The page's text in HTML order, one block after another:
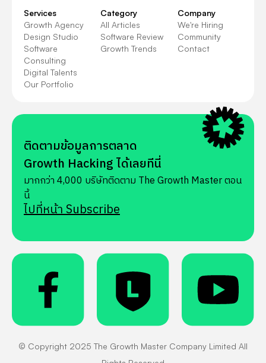
Services
Growth Agency
Design Studio
Software
Consulting
Digital Talents
Our Portfolio
Category
All Articles
Software Review
Growth Trends
Company
We're Hiring
Community
Contact
ติดตามข้อมูลการตลาด
Growth Hacking ได้เลยทีนี่
มากกว่า 4,000 บริษัทติดตาม The Growth Master ตอน
นี้
ไปที่หน้า Subscribe
© Copyright 2025 The Growth Master Company Limited All